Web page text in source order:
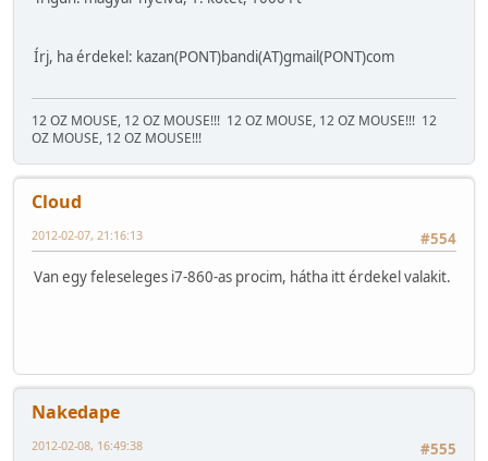
Írj, ha érdekel: kazan(PONT)bandi(AT)gmail(PONT)com
12 OZ MOUSE, 12 OZ MOUSE!!! 12 OZ MOUSE, 12 OZ MOUSE!!! 12
OZ MOUSE, 12 OZ MOUSE!!!
Cloud
#554
2012-02-07, 21:16:13
Van egy feleseleges i7-860-as procim, hátha itt érdekel valakit.
Nakedape
#555
2012-02-08, 16:49:38